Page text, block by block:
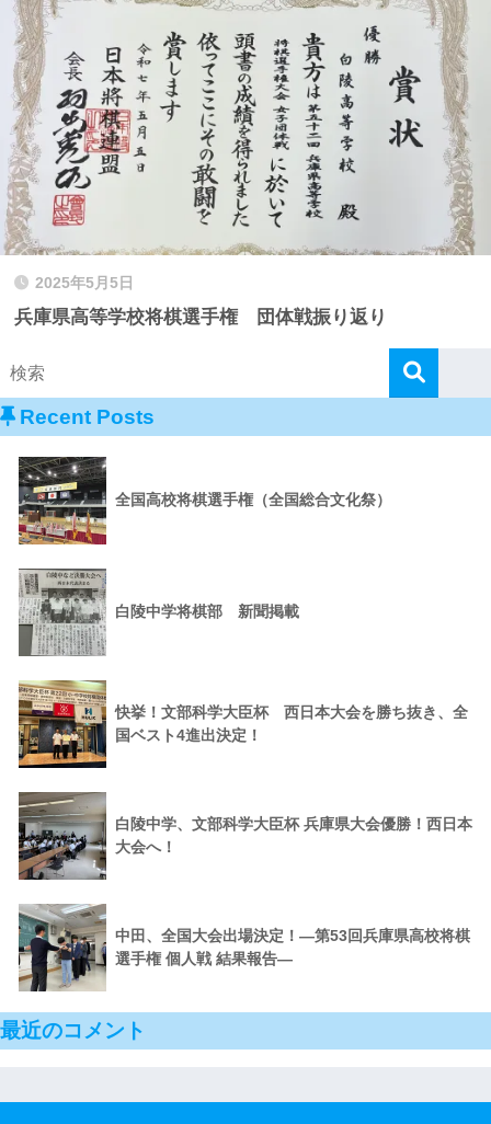
2025年5月5日
兵庫県高等学校将棋選手権 団体戦振り返り
Recent Posts
全国高校将棋選手権（全国総合文化祭）
白陵中学将棋部 新聞掲載
快挙！文部科学大臣杯 西日本大会を勝ち抜き、全
国ベスト4進出決定！
白陵中学、文部科学大臣杯 兵庫県大会優勝！西日本
大会へ！
中田、全国大会出場決定！―第53回兵庫県高校将棋
選手権 個人戦 結果報告―
最近のコメント